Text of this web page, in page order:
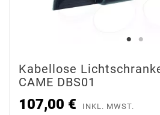
Kabellose
CAME DBS01
107,00 € INKL. MWST.